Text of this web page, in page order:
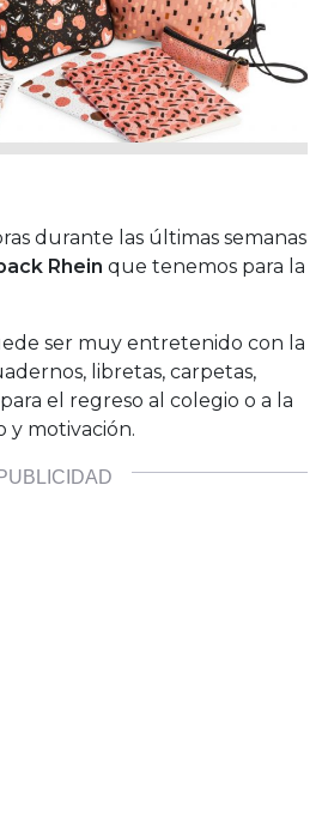
durante las últimas semanas
Rhein que tenemos para la
ser muy entretenido con la
libretas, carpetas,
el regreso al colegio o a la
y motivación.